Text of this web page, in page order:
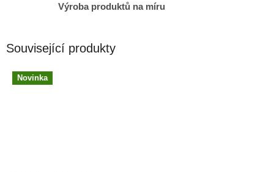
Výroba produktů na míru
Související produkty
Novinka